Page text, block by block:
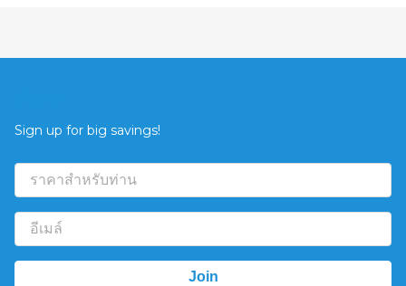
Sign up for big savings!